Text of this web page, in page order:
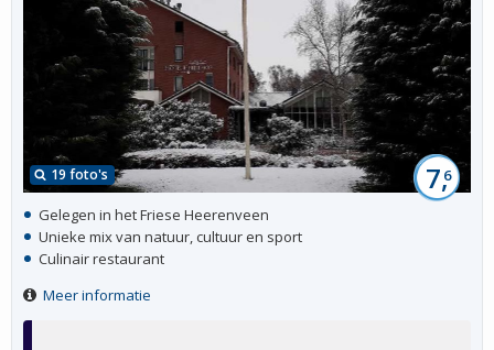
19 foto's 7,6
Gelegen in het Friese Heerenveen
Unieke mix van natuur, cultuur en sport
Culinair restaurant
Meer informatie